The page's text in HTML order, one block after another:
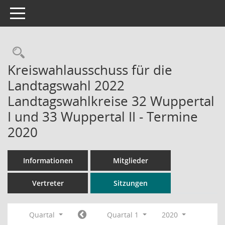
Toggle navigation
Rechercheauswahl
Kreiswahlausschuss für die
Landtagswahl 2022
Landtagswahlkreise 32 Wuppertal
I und 33 Wuppertal II - Termine
2020
Informationen Mitglieder
Vertreter Sitzungen
Quartal Quartal 1
2020